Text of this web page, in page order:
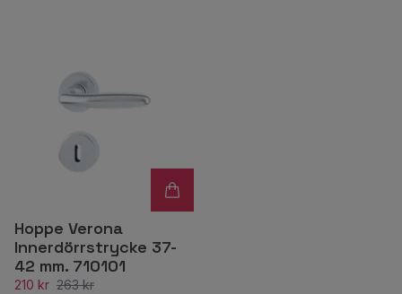
Hoppe Verona
Innerdörrstrycke 37-
42 mm. 710101
210 kr 263 kr